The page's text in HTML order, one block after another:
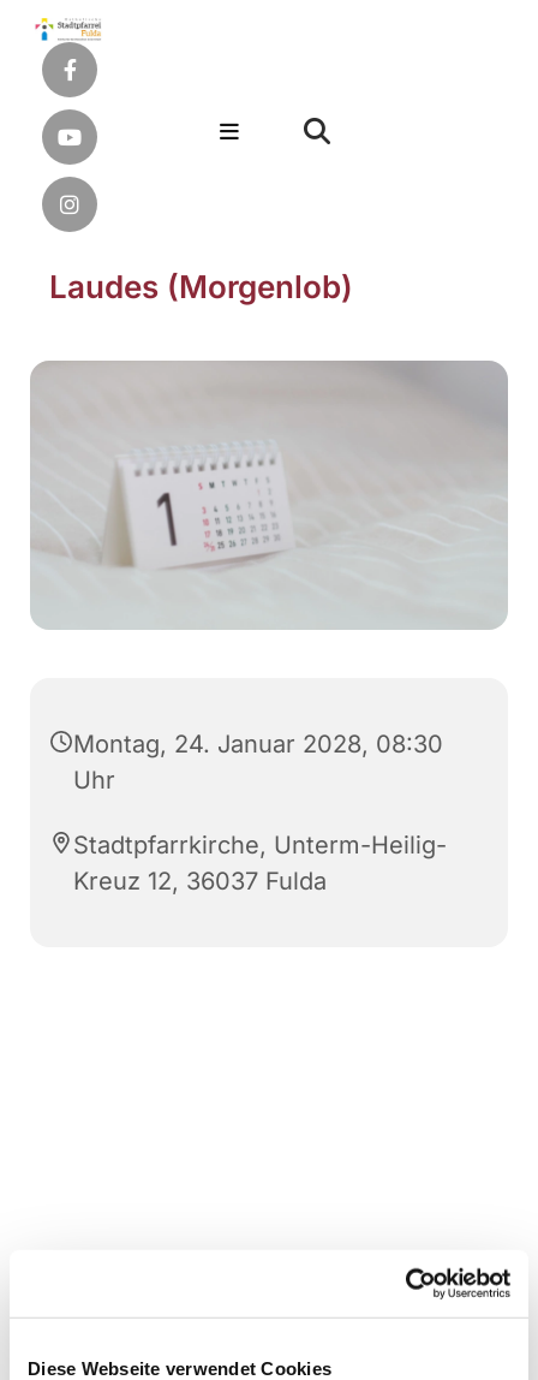
Diese Webseite verwendet Cookies
Laudes (Morgenlob)
Montag, 24. Januar 2028, 08:30
Uhr
Stadtpfarrkirche, Unterm-Heilig-
Kreuz 12, 36037 Fulda